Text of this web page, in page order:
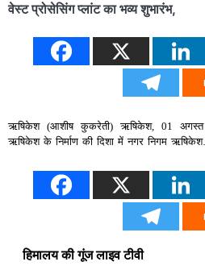
वेस्ट प्रोसेसिंग प्लांट का भव्य शुभारंभ,
ऋषिकेश (आशीष कुकरेती) ऋषिकेश, 01 अगस्त
ऋषिकेश के निर्माण की दिशा में नगर निगम
हिमालय की गूंज लाइव टीवी